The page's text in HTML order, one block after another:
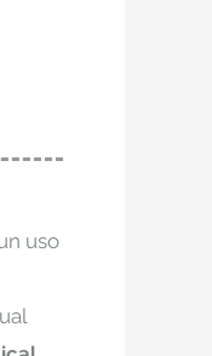
uso